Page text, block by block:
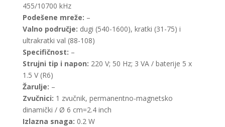
455/10700 kHz
Podešene mreže: –
Valno područje: dugi (540-1600), kratki (31-75) i
ultrakratki val (88-108)
Specifičnost: –
Strujni tip i napon: 220 V; 50 Hz; 3 VA / baterije 5 x
1.5 V (R6)
Žarulje: –
Zvučnici: 1 zvučnik, permanentno-magnetsko
dinamički / Ø 6 cm=2.4 inch
Izlazna snaga: 0.2 W